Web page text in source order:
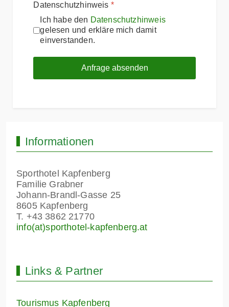
Datenschutzhinweis *
Ich habe den Datenschutzhinweis
gelesen und erkläre mich damit
einverstanden.
Anfrage absenden
Informationen
Sporthotel Kapfenberg
Familie Grabner
Johann-Brandl-Gasse 25
8605 Kapfenberg
T. +43 3862 21770
info(at)sporthotel-kapfenberg.at
Links & Partner
Tourismus Kapfenberg